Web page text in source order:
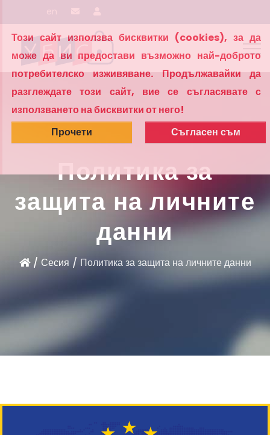
За УБИС
Политика за
защита на личните
данни
Сесия Политика за защита на личните данни
Този сайт използва бисквитки (cookies), за да
може да ви предостави възможно най-доброто
потребителско изживяване. Продължавайки да
разглеждате този сайт, вие се съгласявате с
използването на бисквитки от него!
Прочети
Съгласен съм